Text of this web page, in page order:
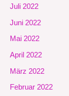
Juli 2022
Juni 2022
Mai 2022
April 2022
März 2022
Februar 2022